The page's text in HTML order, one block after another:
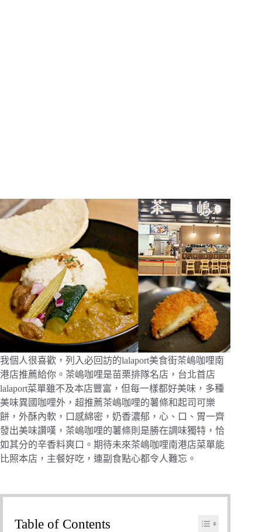
我個人很喜歡，列入必回訪的lalaport美食街茶嶋咖哩南
港店推薦給你。茶嶋咖哩是苗栗排隊名店，台北首店
lalaport菜單雖不及本店豐富，但每一樣都好美味，多種
美味異國咖哩外，超推薦茶嶋咖哩的薯條和起司可樂
餅，外酥內軟，口感綿密，奶香濃郁，心、口、胃一齊
發出美味讚嘆，茶嶋咖哩的薯條則是勝在調味獨特，恰
如其分的辛香料爽口。期待未來茶嶋咖哩南港店菜單能
比照本店，主餐好吃，連副食點心都令人難忘。
Table of Contents